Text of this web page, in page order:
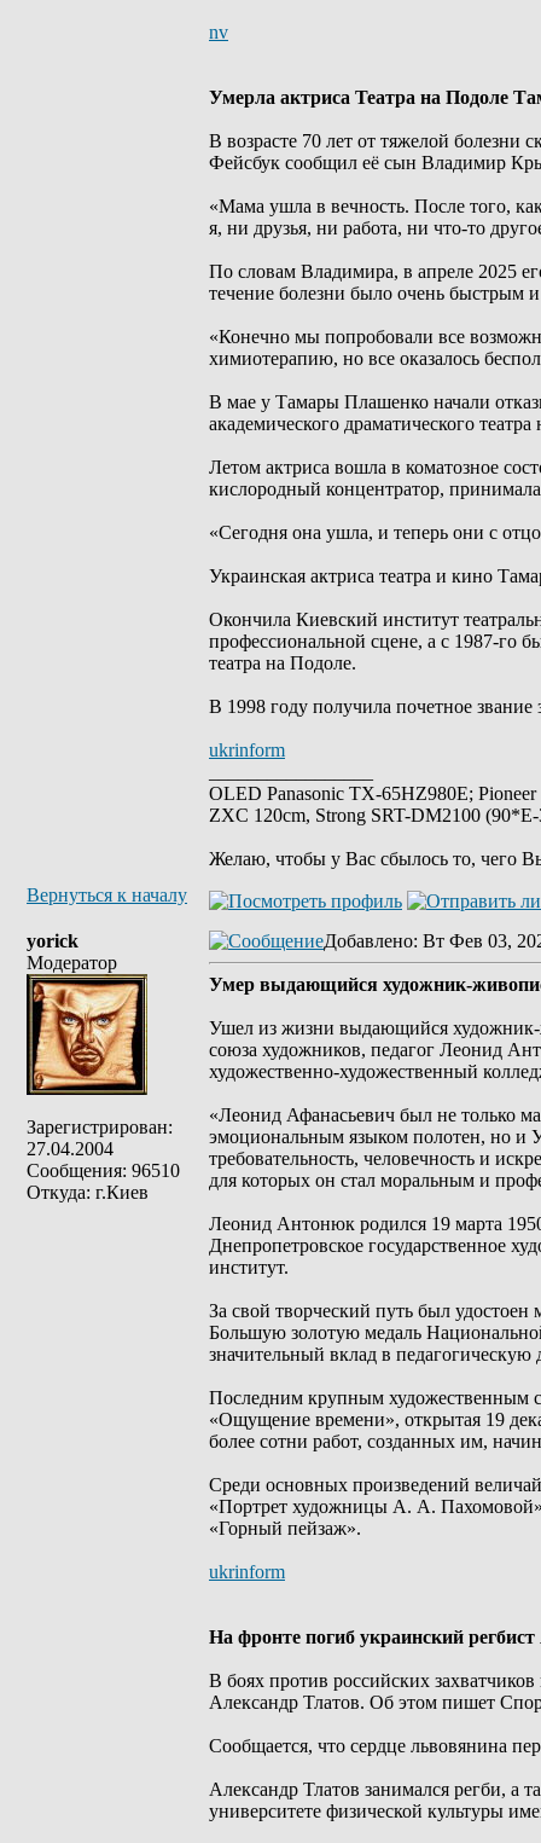
nv
Умерла актриса Театра на Подоле
В возрасте 70 лет от тяжелой болезни
Фейсбук сообщил её сын Владимир
«Мама ушла в вечность. После того,
я, ни друзья, ни работа, ни что-то
По словам Владимира, в апреле 2025
течение болезни было очень быстрым
«Конечно мы попробовали все
химиотерапию, но все оказалось
В мае у Тамары Плашенко начали
академического драматического
Летом актриса вошла в коматозное
кислородный концентратор,
«Сегодня она ушла, и теперь они с
Украинская актриса театра и кино
Окончила Киевский институт
профессиональной сцене, а с 1987-го
театра на Подоле.
В 1998 году получила почетное
ukrinform
OLED Panasonic TX-65HZ980E;
ZXC 120cm, Strong SRT-DM2100
Желаю, чтобы у Вас сбылось то, чего
Вернуться к началу
yorick
Модератор
Зарегистрирован:
27.04.2004
Сообщения: 96510
Откуда: г.Киев
Добавлено: Вт Фев 03,
Умер выдающийся художник-
Ушел из жизни выдающийся художник-
союза художников, педагог Леонид
художественно-художественный
«Леонид Афанасьевич был не только
эмоциональным языком полотен, но и
требовательность, человечность и
для которых он стал моральным и
Леонид Антонюк родился 19 марта
Днепропетровское государственное
институт.
За свой творческий путь был
Большую золотую медаль
значительный вклад в педагогическую
Последним крупным художественным
«Ощущение времени», открытая 19
более сотни работ, созданных им,
Среди основных произведений
«Портрет художницы А. А.
«Горный пейзаж».
ukrinform
На фронте погиб украинский
В боях против российских
Александр Тлатов. Об этом пишет
Сообщается, что сердце львовянина
Александр Тлатов занимался регби, а
университете физической культуры